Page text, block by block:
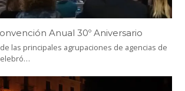
Anual 30º Aniversario
las principales agrupaciones de agencias de